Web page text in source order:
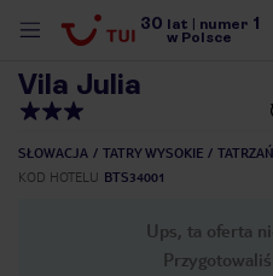
30 lat numer 1
w Polsce
Vila Julia
SŁOWACJA TATRY WYSOKIE
KOD HOTELU BTS34001
Ups, ta oferta